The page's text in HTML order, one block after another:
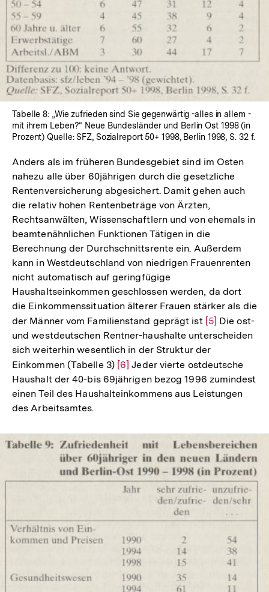
Lightbox
öffnen
Tabelle 8: „Wie zufrieden sind Sie gegenwärtig -alles in allem -
mit ihrem Leben?“ Neue Bundesländer und Berlin Ost 1998 (in
Prozent) Quelle: SFZ, Sozialreport 50+ 1998, Berlin 1998, S. 32 f.
Anders als im früheren Bundesgebiet sind im Osten
nahezu alle über 60jährigen durch die gesetzliche
Rentenversicherung abgesichert. Damit gehen auch
die relativ hohen Rentenbeträge von Ärzten,
Rechtsanwälten, Wissenschaftlern und von ehemals in
beamtenähnlichen Funktionen Tätigen in die
Berechnung der Durchschnittsrente ein. Außerdem
kann in Westdeutschland von niedrigen Frauenrenten
nicht automatisch auf geringfügige
Haushaltseinkommen geschlossen werden, da dort
die Einkommenssituation älterer Frauen stärker als die
der Männer vom Familienstand geprägt ist Zur
Auflösung
der
Fußnote
[5] Die ost-
und westdeutschen Rentner-haushalte unterscheiden
sich weiterhin wesentlich in der Struktur der
Einkommen (Tabelle 3) Zur
Auflösung
der
[6] Jeder vierte ostdeutsche
Haushalt der 40-bis 69jährigen bezog 1996 zumindest
einen Teil des Haushalteinkommens aus Leistungen
des Arbeitsamtes.